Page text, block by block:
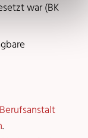
war (BK
Berufsanstalt
.